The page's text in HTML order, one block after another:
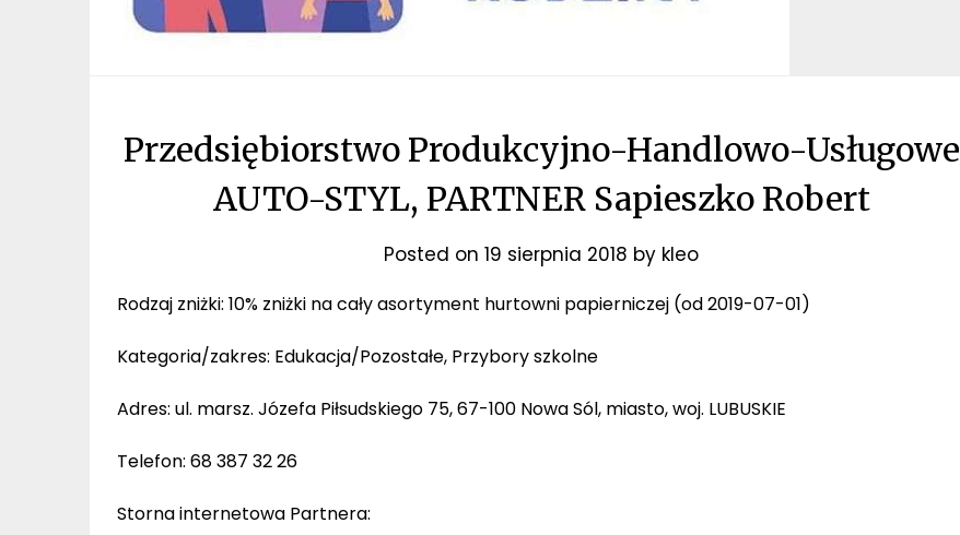
Przedsiębiorstwo Produkcyjno-Handlowo-Usługowe
AUTO-STYL, PARTNER Sapieszko Robert
Posted on 19 sierpnia 2018 by kleo
Rodzaj zniżki: 10% zniżki na cały asortyment hurtowni papierniczej (od 2019-07-01)
Kategoria/zakres: Edukacja/Pozostałe, Przybory szkolne
Adres: ul. marsz. Józefa Piłsudskiego 75, 67-100 Nowa Sól, miasto, woj. LUBUSKIE
Telefon: 68 387 32 26
Storna internetowa Partnera: